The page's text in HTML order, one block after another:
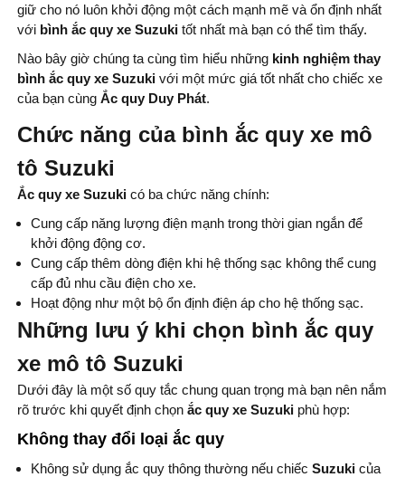
giữ cho nó luôn khởi động một cách mạnh mẽ và ổn định nhất
với bình ắc quy xe Suzuki tốt nhất mà bạn có thể tìm thấy.
Nào bây giờ chúng ta cùng tìm hiểu những kinh nghiệm thay
bình ắc quy xe Suzuki với một mức giá tốt nhất cho chiếc xe
của bạn cùng Ắc quy Duy Phát.
Chức năng của bình ắc quy xe mô
tô Suzuki
Ắc quy xe Suzuki có ba chức năng chính:
Cung cấp năng lượng điện mạnh trong thời gian ngắn để
khởi động động cơ.
Cung cấp thêm dòng điện khi hệ thống sạc không thể cung
cấp đủ nhu cầu điện cho xe.
Hoạt động như một bộ ổn định điện áp cho hệ thống sạc.
Những lưu ý khi chọn bình ắc quy
xe mô tô Suzuki
Dưới đây là một số quy tắc chung quan trọng mà bạn nên nắm
rõ trước khi quyết định chọn ắc quy xe Suzuki phù hợp:
Không thay đổi loại ắc quy
Không sử dụng ắc quy thông thường nếu chiếc Suzuki của